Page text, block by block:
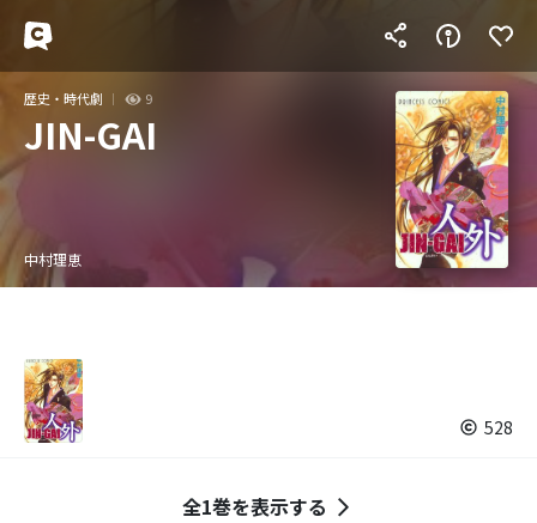
歴史・時代劇 9
JIN-GAI
中村理恵
528
全1巻を表示する